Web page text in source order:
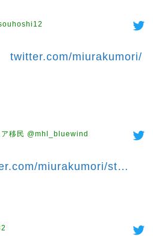
twitter.com/miurakumori/
移民 @mhl_bluewind
miurakumori/st…